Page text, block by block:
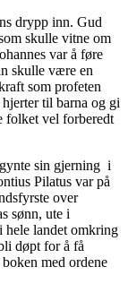
drypp inn. Gud
skulle vitne om
var å føre
skulle være en
som profeten
til barna og gi
folket vel forberedt
sin gjerning i
Pilatus var på
over
sønn, ute i
landet omkring
døpt for å få
med ordene